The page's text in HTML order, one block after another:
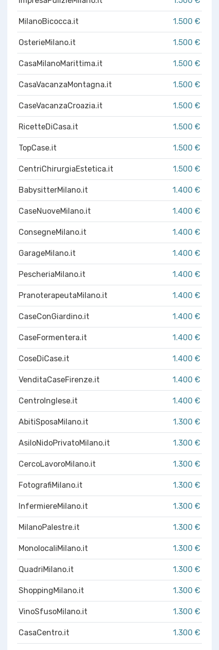
MilanoBicocca.it 1.500 €
OsterieMilano.it 1.500 €
CasaMilanoMarittima.it 1.500 €
CasaVacanzaMontagna.it 1.500 €
CaseVacanzaCroazia.it 1.500 €
RicetteDiCasa.it 1.500 €
TopCase.it 1.500 €
CentriChirurgiaEstetica.it 1.500 €
BabysitterMilano.it 1.400 €
CaseNuoveMilano.it 1.400 €
ConsegneMilano.it 1.400 €
GarageMilano.it 1.400 €
PescheriaMilano.it 1.400 €
PranoterapeutaMilano.it 1.400 €
CaseConGiardino.it 1.400 €
CaseFormentera.it 1.400 €
CoseDiCase.it 1.400 €
VenditaCaseFirenze.it 1.400 €
CentroInglese.it 1.400 €
AbitiSposaMilano.it 1.300 €
AsiloNidoPrivatoMilano.it 1.300 €
CercoLavoroMilano.it 1.300 €
FotografiMilano.it 1.300 €
InfermiereMilano.it 1.300 €
MilanoPalestre.it 1.300 €
MonolocaliMilano.it 1.300 €
QuadriMilano.it 1.300 €
ShoppingMilano.it 1.300 €
VinoSfusoMilano.it 1.300 €
CasaCentro.it 1.300 €